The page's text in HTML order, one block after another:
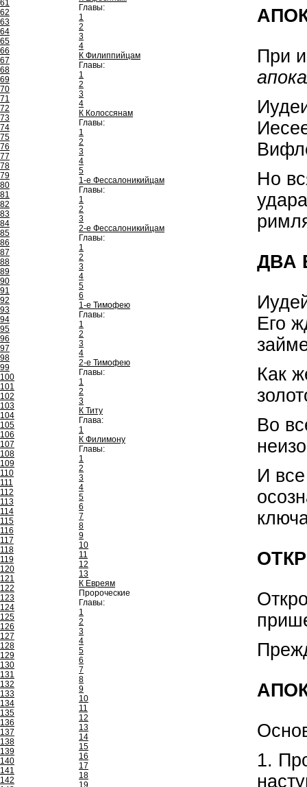
61
62
63
64
65
66
67
68
69
70
71
72
73
74
75
76
77
78
79
80
81
82
83
84
85
86
87
88
89
90
91
92
93
94
95
96
97
98
99
100
101
102
103
104
105
106
107
108
109
110
111
112
113
114
115
116
117
118
119
120
121
122
123
124
125
126
127
128
129
130
131
132
133
134
135
136
137
138
139
140
141
142
Главы:
1
2
3
4
К Филиппийцам
Главы:
1
2
3
4
К Колоссянам
Главы:
1
2
3
4
5
1-е Фессалоникийцам
Главы:
1
2
3
2-е Фессалоникийцам
Главы:
1
2
3
4
5
6
1-е Тимофею
Главы:
1
2
3
4
2-е Тимофею
Главы:
1
2
3
К Титу
Глава:
1
К Филимону
Главы:
1
2
3
4
5
6
7
8
9
10
11
12
13
К Евреям
Пророческие
Главы:
1
2
3
4
5
6
7
8
9
10
11
12
13
14
15
16
17
18
19
При
Но
ДВА
Его
Как
Во
И
1.